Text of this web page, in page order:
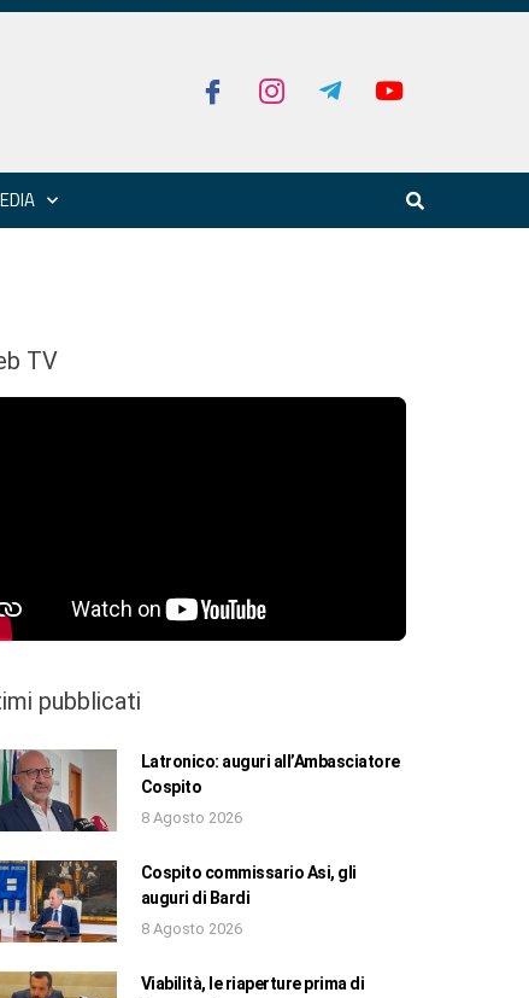
TV
pubblicati
Latronico: auguri all’Ambasciatore
Cospito
8 Agosto 2026
Cospito commissario Asi, gli
auguri di Bardi
8 Agosto 2026
Viabilità, le riaperture prima di